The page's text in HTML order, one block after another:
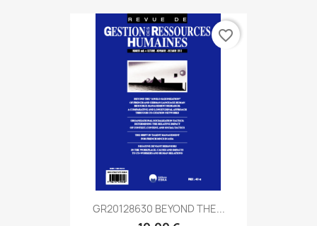
GR20128630 BEYOND THE...
favorite_border